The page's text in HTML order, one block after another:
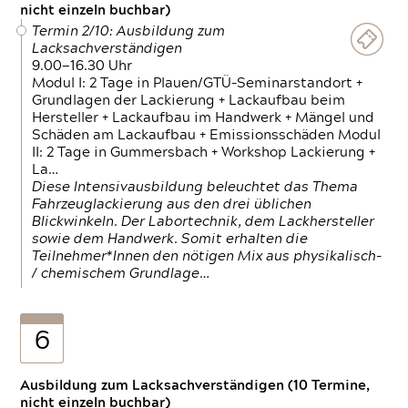
nicht einzeln buchbar)
Termin 2/10: Ausbildung zum
Lacksachverständigen
9.00—16.30 Uhr
Modul I: 2 Tage in Plauen/GTÜ-Seminarstandort +
Grundlagen der Lackierung + Lackaufbau beim
Hersteller + Lackaufbau im Handwerk + Mängel und
Schäden am Lackaufbau + Emissionsschäden Modul
II: 2 Tage in Gummersbach + Workshop Lackierung +
La…
Diese Intensivausbildung beleuchtet das Thema
Fahrzeuglackierung aus den drei üblichen
Blickwinkeln. Der Labortechnik, dem Lackhersteller
sowie dem Handwerk. Somit erhalten die
Teilnehmer*Innen den nötigen Mix aus physikalisch-
/ chemischem Grundlage…
6
Ausbildung zum Lacksachverständigen (10 Termine,
nicht einzeln buchbar)